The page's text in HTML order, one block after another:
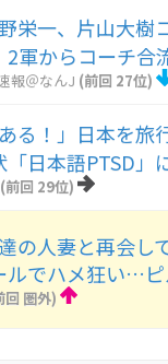
栄一、片山大樹
2軍からコーチ
報＠なんJ (前回 27位)
る！」日本を旅
日本語PTSD」
(前回 29位)
の人妻と再会し
ルでハメ狂い…
回 圏外)